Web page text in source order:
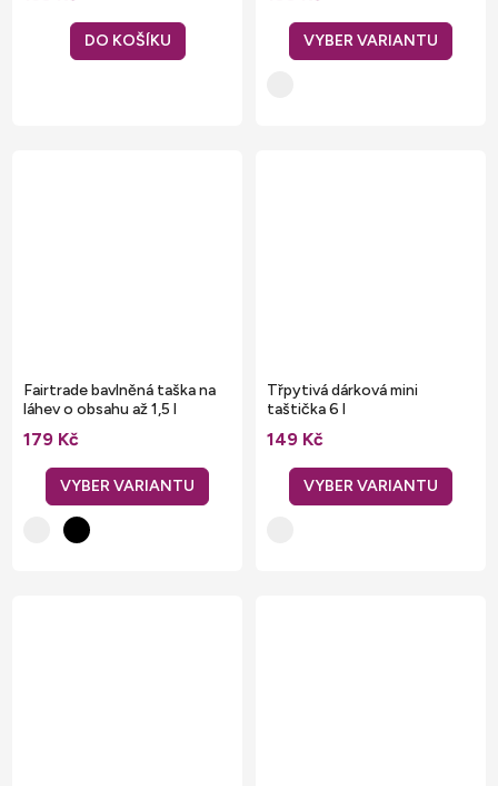
DO KOŠÍKU
Fairtrade bavlněná taška na
láhev o obsahu až 1,5 l
179 Kč
Třpytivá dárková mini
taštička 6 l
149 Kč